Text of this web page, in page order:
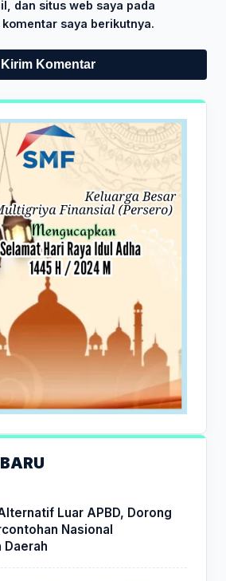
dan situs web saya pada
saya berikutnya.
Luar APBD, Dorong
Nasional
Daerah